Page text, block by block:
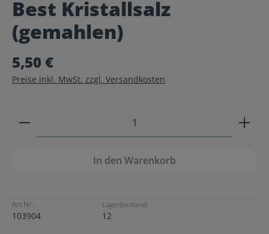
Durchschnittliche Bewertung von 0 von 5 Sternen
Best Kristallsalz
(gemahlen)
5,50 €
Preise inkl. MwSt. zzgl. Versandkosten
Produkt Anzahl: Gib den gewünschten Wert ein
In den Warenkorb
Art.Nr.:
103904
Lagerbestand:
12